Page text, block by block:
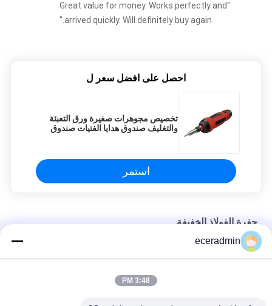
"Great value for money. Works perfectly and
arrived quickly. Will definitely buy again."
احصل على افضل سعر ل
تخصيص مجوهرات صغيرة ورق التعبئة
والتغليف صندوق هدايا الفتيات صندوق
استمر
حفرة الفولاذ الخفيفة
تخصيص مجوهرات صغيرة ورق التعبئة والتغليف صندوق هدايا الفتيات
eceradmin
3:48 PM